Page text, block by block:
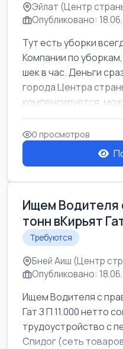
Эйлат (Центр
Опубликовано:
Тут есть уборки
Компании по
шек в час. Деньги
города Центра
компенсируется.
0 просмотров
Ищем Водителя
тонн вКирьят
Требуются
Бней Аиш (Центр
Опубликовано:
Ищем Водителя с
Гат З П 11.000 нетто
трудоустройство с
Спидог (сеть